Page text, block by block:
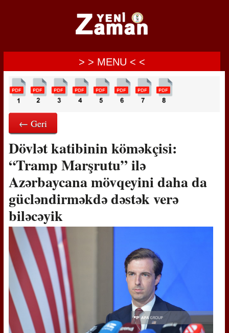
> > MENU < <
← Geri
Dövlət katibinin köməkçisi:
“Tramp Marşrutu” ilə
Azərbaycana mövqeyini daha da
gücləndirməkdə dəstək verə
biləcəyik